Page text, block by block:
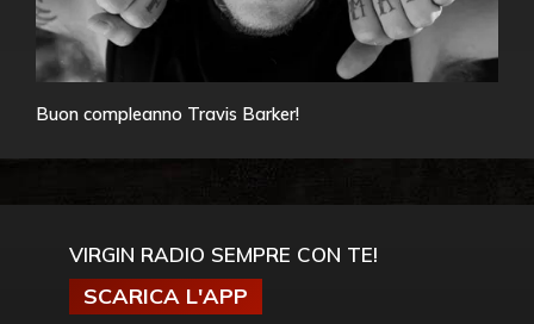
Buon compleanno Travis Barker!
VIRGIN RADIO SEMPRE CON TE!
SCARICA L'APP